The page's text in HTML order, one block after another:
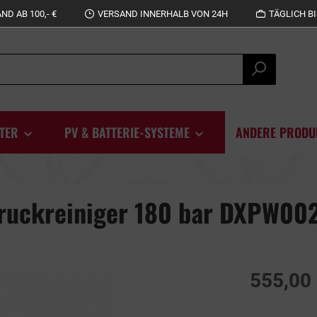
AB 100,- € VERSAND INNERHALB VON 24H TÄGLICH
PV & BATTERIE-SYSTEME ANDERE
180 bar
555,00